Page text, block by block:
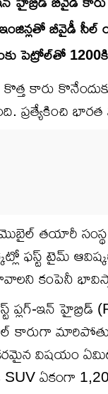
ఇంజిన్లతో బీవైడీ
పెట్రోల్‌తో
కొత్త కారు
ప్రత్యేకించి భారత
తయారీ సంస్థ
ఫస్ట్ టైమ్
కంపెనీ
ఇన్ హైబ్రిడ్
కారుగా
విషయం
ఏకంగా